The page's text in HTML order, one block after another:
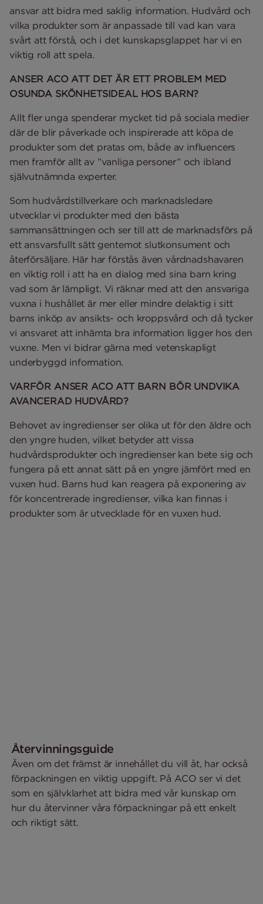
ansvar att bidra med saklig information. Hudvård och
vilka produkter som är anpassade till vad kan vara
svårt att förstå, och i det kunskapsglappet har vi en
viktig roll att spela.
ANSER ACO ATT DET ÄR ETT PROBLEM MED
OSUNDA SKÖNHETSIDEAL HOS BARN?
Allt fler unga spenderar mycket tid på sociala medier
där de blir påverkade och inspirerade att köpa de
produkter som det pratas om, både av influencers
men framför allt av ”vanliga personer” och ibland
självutnämnda experter.
Som hudvårdstillverkare och marknadsledare
utvecklar vi produkter med den bästa
sammansättningen och ser till att de marknadsförs på
ett ansvarsfullt sätt gentemot slutkonsument och
återförsäljare. Här har förstås även vårdnadshavaren
en viktig roll i att ha en dialog med sina barn kring
vad som är lämpligt. Vi räknar med att den ansvariga
vuxna i hushållet är mer eller mindre delaktig i sitt
barns inköp av ansikts- och kroppsvård och då tycker
vi ansvaret att inhämta bra information ligger hos den
vuxne. Men vi bidrar gärna med vetenskapligt
underbyggd information.
VARFÖR ANSER ACO ATT BARN BÖR UNDVIKA
AVANCERAD HUDVÅRD?
Behovet av ingredienser ser olika ut för den äldre och
den yngre huden, vilket betyder att vissa
hudvårdsprodukter och ingredienser kan bete sig och
fungera på ett annat sätt på en yngre jämfört med en
vuxen hud. Barns hud kan reagera på exponering av
för koncentrerade ingredienser, vilka kan finnas i
produkter som är utvecklade för en vuxen hud.
Återvinningsguide
Även om det främst är innehållet du vill åt, har också
förpackningen en viktig uppgift. På ACO ser vi det
som en självklarhet att bidra med vår kunskap om
hur du återvinner våra förpackningar på ett enkelt
och riktigt sätt.